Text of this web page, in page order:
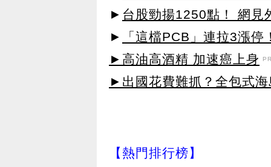
► 台股勁揚1250點！ 網見
►
「這檔PCB」連拉3漲停
►高油高酒精 加速癌上身
►出國花費難抓？全包式
【熱門排行榜】